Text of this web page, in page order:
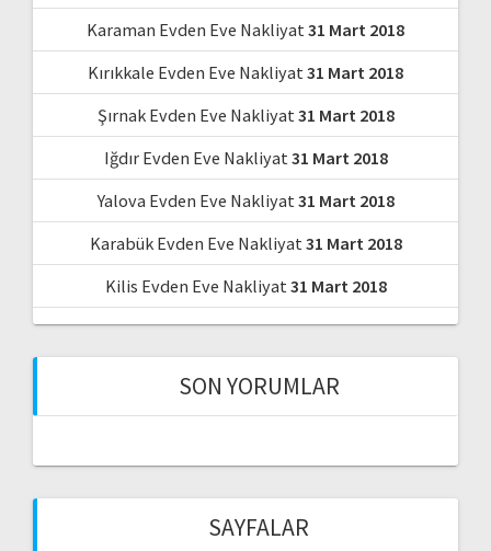
Karaman Evden Eve Nakliyat 31 Mart 2018
Kırıkkale Evden Eve Nakliyat 31 Mart 2018
Şırnak Evden Eve Nakliyat 31 Mart 2018
Iğdır Evden Eve Nakliyat 31 Mart 2018
Yalova Evden Eve Nakliyat 31 Mart 2018
Karabük Evden Eve Nakliyat 31 Mart 2018
Kilis Evden Eve Nakliyat 31 Mart 2018
SON YORUMLAR
SAYFALAR